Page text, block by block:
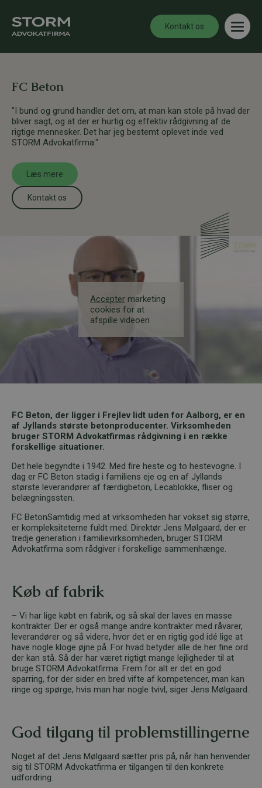
Kontakt os
FC Beton
"I bund og grund handler det om, at man kan stole på hvad der
bliver sagt, og at der er hurtig og effektiv rådgivning af de
rigtige mennesker. Det har jeg bestemt oplevet inde ved
STORM Advokatfirma."
Læs mere
Kontakt os
Accepter marketing
cookies for at
afspille videoen
FC Beton, der ligger i Frejlev lidt uden for Aalborg, er en
af Jyllands største betonproducenter. Virksomheden
bruger STORM Advokatfirmas rådgivning i en række
forskellige situationer.
Det hele begyndte i 1942. Med fire heste og to hestevogne. I
dag er FC Beton stadig i familiens eje og en af Jyllands
største leverandører af færdigbeton, Lecablokke, fliser og
belægningssten.
FC BetonSamtidig med at virksomheden har vokset sig større,
er kompleksiteterne fuldt med. Direktør Jens Mølgaard, der er
tredje generation i familievirksomheden, bruger STORM
Advokatfirma som rådgiver i forskellige sammenhænge.
Køb af fabrik
– Vi har lige købt en fabrik, og så skal der laves en masse
kontrakter. Der er også mange andre kontrakter med råvarer,
leverandører og så videre, hvor det er en rigtig god idé lige at
have nogle kloge øjne på. For hvad betyder alle de her fine ord
der kan stå. Så der har været rigtigt mange lejligheder til at
bruge STORM Advokatfirma. Frem for alt er det en god
sparring, for der sider en bred vifte af kompetencer, man kan
ringe og spørge, hvis man har nogle tvivl, siger Jens Mølgaard.
God tilgang til problemstillingerne
Noget af det Jens Mølgaard sætter pris på, når han henvender
sig til STORM Advokatfirma er tilgangen til den konkrete
udfordring.